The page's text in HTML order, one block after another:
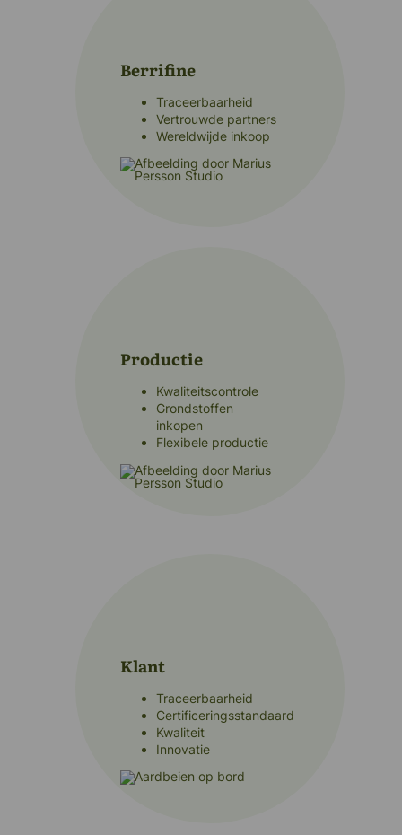
Berrifine
Traceerbaarheid
Vertrouwde partners
Wereldwijde inkoop
Productie
Kwaliteitscontrole
Grondstoffen
inkopen
Flexibele productie
Klant
Traceerbaarheid
Certificeringsstandaard
Kwaliteit
Innovatie